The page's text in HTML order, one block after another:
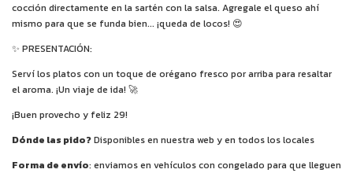
cocción directamente en la sartén con la salsa. Agregale el queso ahí
mismo para que se funda bien... ¡queda de locos! 😍
✨ PRESENTACIÓN:
Serví los platos con un toque de orégano fresco por arriba para resaltar
el aroma. ¡Un viaje de ida! 🚀
¡Buen provecho y feliz 29!
Dónde las pido?Disponibles en nuestra web y en todos los locales
Forma de envío: enviamos en vehículos con congelado para que lleguen